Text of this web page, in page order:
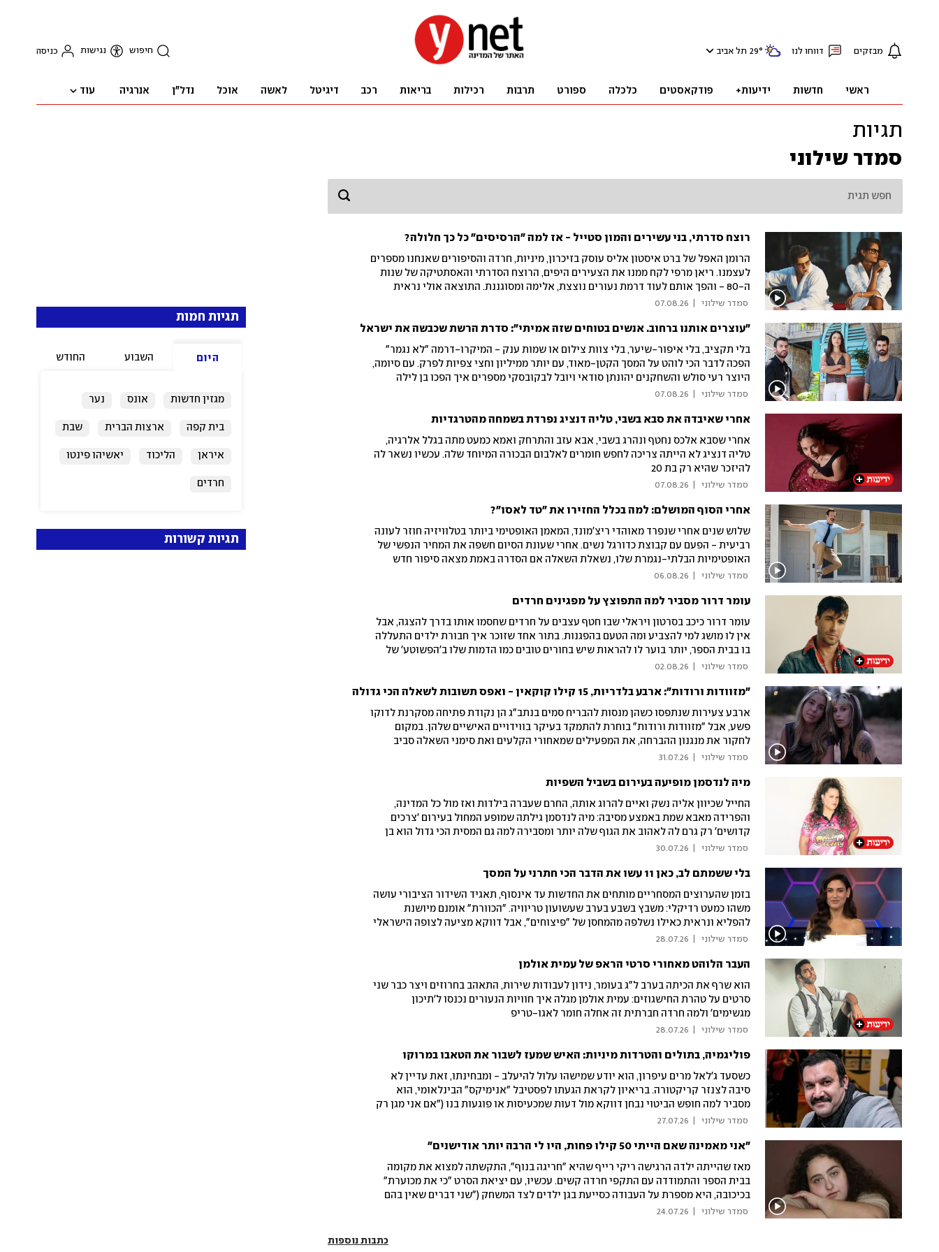
מבזקים דווחו לנו 29° תל אביב חיפוש נגישות כניסה
ראשי חדשות ידיעות+ פודקאסטים כלכלה ספורט תרבות רכילות בריאות רכב דיגיטל לאשה אוכל נדל"ן אנרגיה עוד
תגיות
סמדר שילוני
רוצח סדרתי, בני עשירים והמון סטייל - אז למה "הרסיסים" כל כך חלולה?
הרומן האפל של ברט איסטון אליס עוסק בזיכרון, מיניות, חרדה והסיפורים שאנחנו מספרים
לעצמנו. ריאן מרפי לקח ממנו את הצעירים היפים, הרוצח הסדרתי והאסתטיקה של שנות
ה-80 - והפך אותם לעוד דרמת נעורים נוצצת, אלימה ומסוגננת. התוצאה אולי נראית
נהדר, אבל בדרך היא מאבדת כמעט את כל מה שהפך את הספר למרתק
סמדר שילוני 07.08.26
"עוצרים אותנו ברחוב. אנשים בטוחים שזה אמיתי": סדרת הרשת שכבשה את ישראל
בלי תקציב, בלי איפור-שיער, בלי צוות צילום או שמות ענק - המיקרו-דרמה "לא נגמר"
הפכה לדבר הכי לוהט על המסך הקטן-מאוד, עם יותר ממיליון וחצי צפיות לפרק. עם סיומה,
היוצר רעי סולש והשחקנים יהונתן סודאי ויובל לבקובסקי מספרים איך הפכו בן לילה
לכוכבים ("בארוחות שישי מתווכחים אם הם צריכים להיות יחד"), ומדברים על העתיד - עם
סמדר שילוני 07.08.26
אחרי שאיבדה את סבא בשבי, טליה דנציג נפרדת בשמחה מהטרגדיות
אחרי שסבא אלכס נחטף ונהרג בשבי, אבא עזב והתרחק ואמא כמעט מתה בגלל אלרגיה,
טליה דנציג לא הייתה צריכה לחפש חומרים לאלבום הבכורה המיוחד שלה. עכשיו נשאר לה
להיזכר שהיא רק בת 20
סמדר שילוני 07.08.26
אחרי הסוף המושלם: למה בכלל החזירו את "טד לאסו"?
שלוש שנים אחרי שנפרד מאוהדי ריצ'מונד, המאמן האופטימי ביותר בטלוויזיה חוזר לעונה
רביעית - הפעם עם קבוצת כדורגל נשים. אחרי שעונת הסיום חשפה את המחיר הנפשי של
האופטימיות הבלתי-נגמרת שלו, נשאלת השאלה אם הסדרה באמת מצאה סיפור חדש
לספר - או שהיא פשוט מנסה לשחזר את אחד מלהיטי הסטרימינג הגדולים של העשור
סמדר שילוני 06.08.26
עומר דרור מסביר למה התפוצץ על מפגינים חרדים
עומר דרור כיכב בסרטון ויראלי שבו חטף עצבים על חרדים שחסמו אותו בדרך להצגה, אבל
אין לו מושג למי להצביע ומה הטעם בהפגנות. בתור אחד שזוכר איך חבורת ילדים התעללה
בו בבית הספר, יותר בוער לו להראות שיש בחורים טובים כמו הדמות שלו ב'הפשוטע' של
כאן 11 ולמצוא כבר מישהי שלא תיבהל מהרצון להפוך לאבא - ובהקדם
סמדר שילוני 02.08.26
"מזוודות ורודות": ארבע בלדריות, 15 קילו קוקאין - ואפס תשובות לשאלה הכי גדולה
ארבע צעירות שנתפסו כשהן מנסות להבריח סמים בנתב"ג הן נקודת פתיחה מסקרנת לדוקו
פשע, אבל "מזוודות ורודות" בוחרת להתמקד בעיקר בווידויים האישיים שלהן. במקום
לחקור את מנגנון ההברחה, את המפעילים שמאחורי הקלעים ואת סימני השאלה סביב
החקירה, היא נשארת עם סיפור אנושי מוכר - ומחמיצה את התמונה הגדולה
סמדר שילוני 31.07.26
מיה לנדסמן מופיעה בעירום בשביל השפיות
החייל שכיוון אליה נשק ואיים להרוג אותה, החרם שעברה בילדות ואז מול כל המדינה,
והפרידה מאבא שמת באמצע מסיבה: מיה לנדסמן גילתה שמופע המחול בעירום 'צרכים
קדושים' רק גרם לה לאהוב את הגוף שלה יותר ומסבירה למה גם המסית הכי גדול הוא בן
אדם
סמדר שילוני 30.07.26
בלי ששמתם לב, כאן 11 עשו את הדבר הכי חתרני על המסך
בזמן שהערוצים המסחריים מותחים את החדשות עד אינסוף, תאגיד השידור הציבורי עושה
משהו כמעט רדיקלי: משבץ בשבע בערב שעשועון טריוויה. "הכוורת" אומנם מיושנת
להפליא ונראית כאילו נשלפה מהמחסן של "פיצוחים", אבל דווקא מציעה לצופה הישראלי
המותש משהו שהפך למצרך נדיר: שעה בלי פאנלים, פרשנים והתקף חרדה מתמשך
סמדר שילוני 28.07.26
העבר הלוהט מאחורי סרטי הראפ של עמית אולמן
הוא שרף את הכיתה בערב ל"ג בעומר, נידון לעבודות שירות, התאהב בחרוזים ויצר כבר שני
סרטים על טהרת החישגוזים: עמית אולמן מגלה איך חוויות הנעורים נכנסו ל'תיכון
מגשימים' ולמה חרדה חברתית זה אחלה חומר לאגו-טריפ
סמדר שילוני 28.07.26
פוליגמיה, בתולים והטרדות מיניות: האיש שמעז לשבור את הטאבו במרוקו
כשסעד ג'לאל מרים עיפרון, הוא יודע שמישהו עלול להיעלב - ומבחינתו, זאת עדיין לא
סיבה לצנזר קריקטורה. בריאיון לקראת הגעתו לפסטיבל "אנימיקס" הבינלאומי, הוא
מסביר למה חופש הביטוי נבחן דווקא מול דעות שמכעיסות או פוגעות בנו ("אם אני מגן רק
על מה שאני מסכים איתו - אני מגן על הטעם שלי, לא על החופש"), משרטט את הגבול שבין
סביב עבודתו עם אמנים מישראל, ומשתף כיצד מות בנו בן השש מסרטן שינה את האופן שבו
הוא מביט על מלחמות
סמדר שילוני 27.07.26
"אני מאמינה שאם הייתי 50 קילו פחות, היו לי הרבה יותר אודישנים"
מאז שהייתה ילדה הרגישה ריקי רייף שהיא "חריגה בנוף", התקשתה למצוא את מקומה
בבית הספר והתמודדה עם התקפי חרדה קשים. עכשיו, עם יציאת הסרט "כי את מכוערת"
בכיכובה, היא מספרת על העבודה כסייעת בגן ילדים לצד המשחק ("שני דברים שאין בהם
כסף"), על דימוי הגוף ועל הקושי למצוא עבודה כשאת לא "במידה הנכונה": "זה לא שאני
סמדר שילוני 24.07.26
כתבות נוספות
תגיות חמות
היום השבוע החודש
מגזין חדשות אונס נער
בית קפה ארצות הברית שבת
איראן הליכוד יאשיהו פינטו
חרדים
תגיות קשורות